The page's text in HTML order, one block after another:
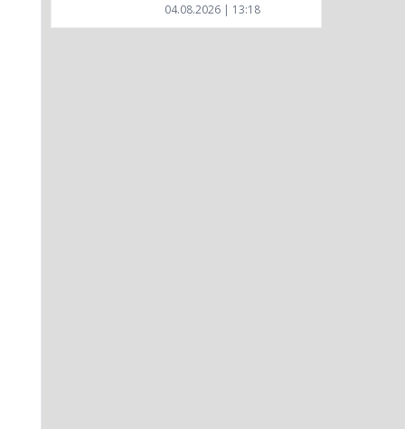
04.08.2026 | 13:18